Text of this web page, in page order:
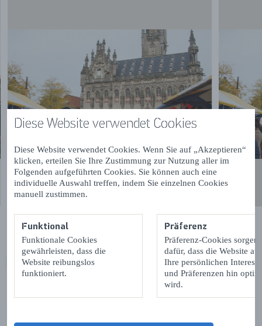
Diese Website verwendet Cookies
Diese Website verwendet Cookies. Wenn Sie auf „Akzeptieren“
klicken, erteilen Sie Ihre Zustimmung zur Nutzung aller im
Folgenden aufgeführten Cookies. Sie können auch eine
individuelle Auswahl treffen, indem Sie einzelnen Cookies
manuell zustimmen.
Funktional
Funktionale Cookies
gewährleisten, dass die
Website reibungslos
funktioniert.
Präferenz
Präferenz-Cookies sorgen
dafür, dass die Website auf
Ihre persönlichen
und Präferenzen hin
wird.
VORIGEVOLGENDE